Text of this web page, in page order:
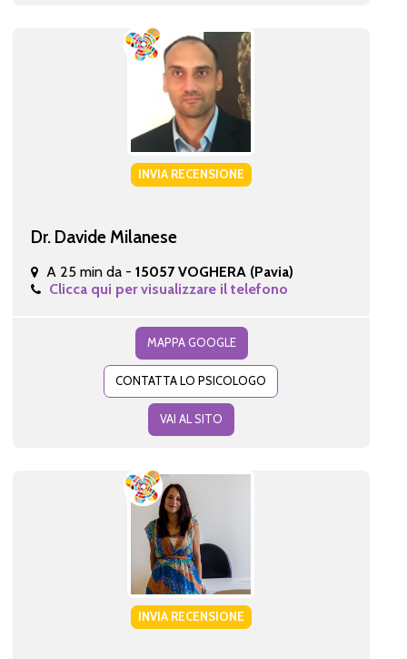
INVIA RECENSIONE
Dr. Davide Milanese
A 25 min da - 15057 VOGHERA (Pavia)
Clicca qui per visualizzare il telefono
MAPPA GOOGLE
CONTATTA LO PSICOLOGO
VAI AL SITO
INVIA RECENSIONE